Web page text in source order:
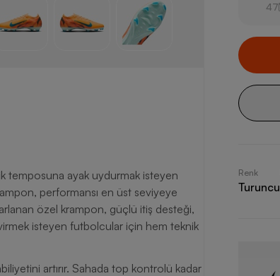
temposuna ayak uydurmak isteyen
performansı en üst seviyeye
özel krampon, güçlü itiş desteği,
isteyen futbolcular için hem teknik
artırır. Sahada top kontrolü kadar
47
Renk
Turuncu